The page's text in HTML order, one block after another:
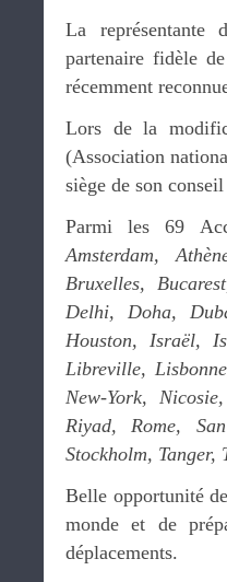
La représentante
partenaire fidèle
récemment
Lors de la
(Association
siège de son
Parmi les 69
Amsterdam,
Bruxelles,
Delhi, Doha,
Houston, Israël,
Libreville,
New-York,
Riyad, Rome,
Stockholm,
Belle opportunité
monde et de
déplacements.